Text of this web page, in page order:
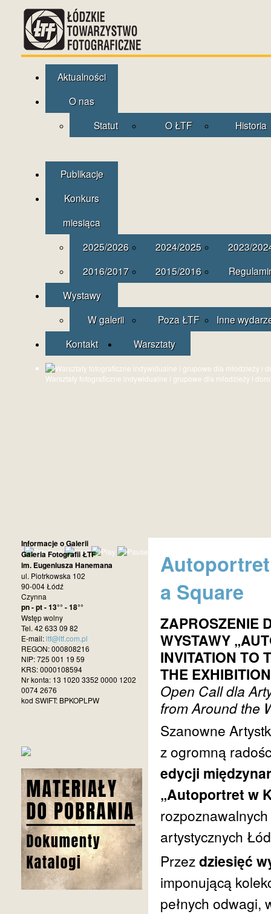
Aktualności
O nas
Statut
O ŁTF Historia
Publikacje
Konkurs
miesiąca
2025/2026
2024/2025
2023/
2016/2017
2015/2016
Wystawy
W galerii
Poza ŁTF
Inne
Kontakt
Warsztaty
Warsztaty fotograficzne indywidualne i grupowe dla młodzieży i
a Square
ZAPROSZENIE
WYSTAWY
INVITATION TO
THE
Open Call dla
from Around the
Szanowne
z ogromną
edycji
„Autoportret w
artystycznych
Przezdziesięć
imponującą
pełnych odwagi,
Informacje o Galerii
Galeria Fotografii ŁTF
im. Eugeniusza Hanemana
ul. Piotrkowska 102
90-004 Łódź
Czynna
pn - pt - 13°° - 18°°
Wstęp wolny
Tel. 42 633 09 82
E-mail:ltf@ltf.com.pl
REGON: 000808216
NIP: 725 001 19 59
KRS: 0000108594
Nr konta: 13 1020 3352 0000 1202
0074 2676
kod SWIFT: BPKOPLPW